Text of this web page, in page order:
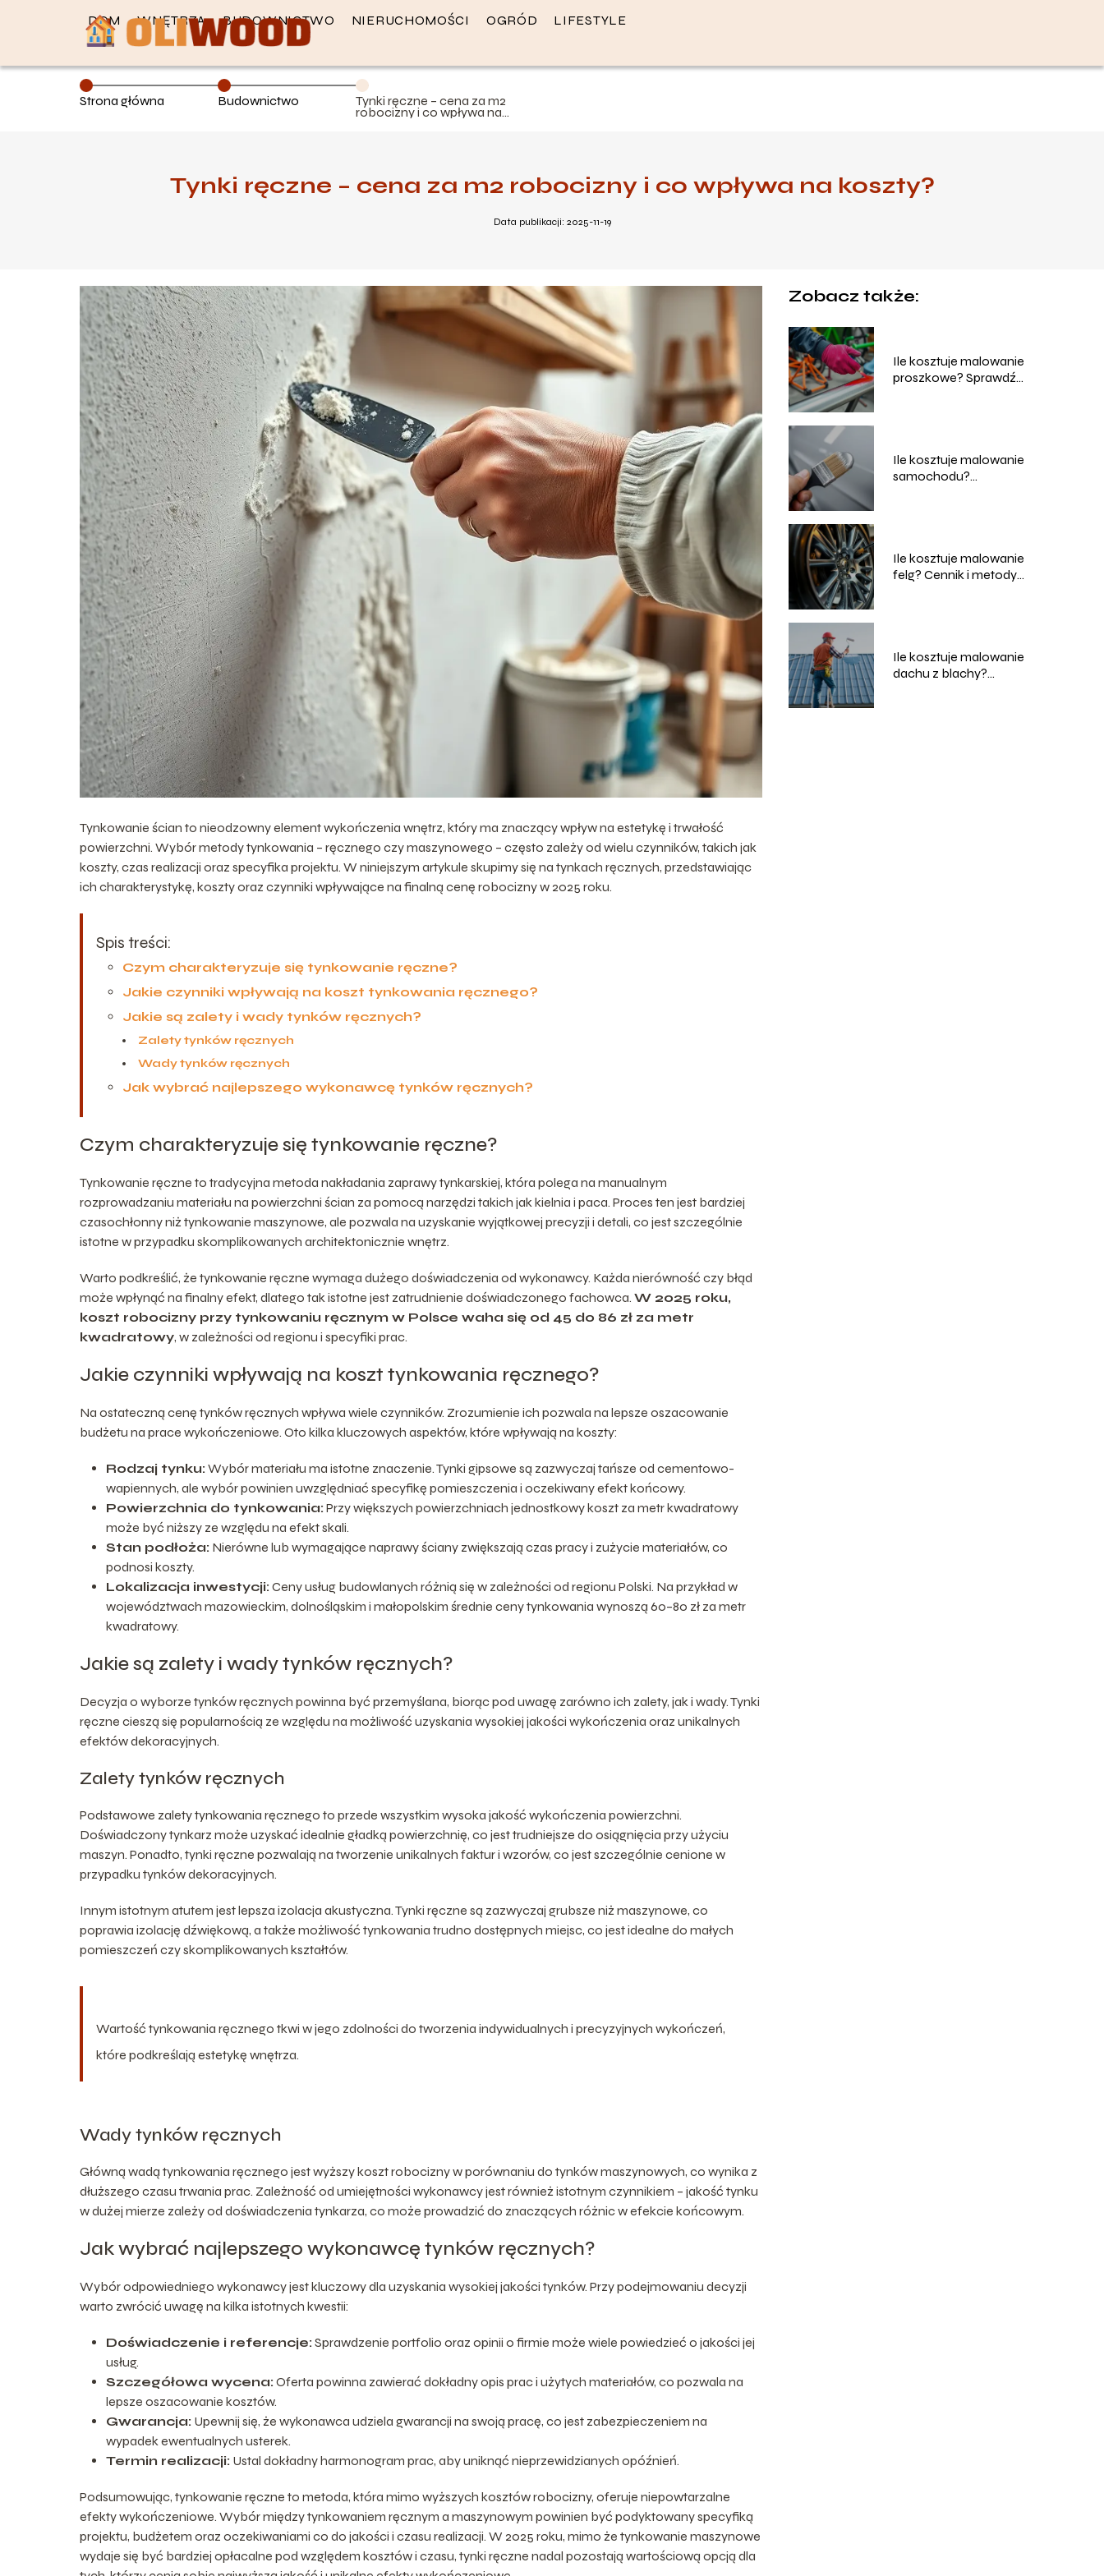
DOM WNĘTRZA BUDOWNICTWO NIERUCHOMOŚCI OGRÓD LIFESTYLE
Strona główna Budownictwo Tynki ręczne – cena za m2
robocizny i co wpływa na
Tynki ręczne – cena za m2 robocizny i co wpływa na koszty?
Data publikacji: 2025-11-19
Tynkowanie ścian to nieodzowny element wykończenia wnętrz, który ma znaczący wpływ na estetykę i trwałość
powierzchni. Wybór metody tynkowania – ręcznego czy maszynowego – często zależy od wielu czynników, takich jak
koszty, czas realizacji oraz specyfika projektu. W niniejszym artykule skupimy się na tynkach ręcznych, przedstawiając
ich charakterystykę, koszty oraz czynniki wpływające na finalną cenę robocizny w 2025 roku.
Spis treści:
Czym charakteryzuje się tynkowanie ręczne?
Jakie czynniki wpływają na koszt tynkowania ręcznego?
Jakie są zalety i wady tynków ręcznych?
Zalety tynków ręcznych
Wady tynków ręcznych
Jak wybrać najlepszego wykonawcę tynków ręcznych?
Czym charakteryzuje się tynkowanie ręczne?
Tynkowanie ręczne to tradycyjna metoda nakładania zaprawy tynkarskiej, która polega na manualnym
rozprowadzaniu materiału na powierzchni ścian za pomocą narzędzi takich jak kielnia i paca. Proces ten jest bardziej
czasochłonny niż tynkowanie maszynowe, ale pozwala na uzyskanie wyjątkowej precyzji i detali, co jest szczególnie
istotne w przypadku skomplikowanych architektonicznie wnętrz.
Warto podkreślić, że tynkowanie ręczne wymaga dużego doświadczenia od wykonawcy. Każda nierówność czy błąd
może wpłynąć na finalny efekt, dlatego tak istotne jest zatrudnienie doświadczonego fachowca. W 2025 roku,
koszt robocizny przy tynkowaniu ręcznym w Polsce waha się od 45 do 86 zł za metr
kwadratowy, w zależności od regionu i specyfiki prac.
Jakie czynniki wpływają na koszt tynkowania ręcznego?
Na ostateczną cenę tynków ręcznych wpływa wiele czynników. Zrozumienie ich pozwala na lepsze oszacowanie
budżetu na prace wykończeniowe. Oto kilka kluczowych aspektów, które wpływają na koszty:
Rodzaj tynku: Wybór materiału ma istotne znaczenie. Tynki gipsowe są zazwyczaj tańsze od cementowo-
wapiennych, ale wybór powinien uwzględniać specyfikę pomieszczenia i oczekiwany efekt końcowy.
Powierzchnia do tynkowania: Przy większych powierzchniach jednostkowy koszt za metr kwadratowy
może być niższy ze względu na efekt skali.
Stan podłoża: Nierówne lub wymagające naprawy ściany zwiększają czas pracy i zużycie materiałów, co
podnosi koszty.
Lokalizacja inwestycji: Ceny usług budowlanych różnią się w zależności od regionu Polski. Na przykład w
województwach mazowieckim, dolnośląskim i małopolskim średnie ceny tynkowania wynoszą 60–80 zł za metr
kwadratowy.
Jakie są zalety i wady tynków ręcznych?
Decyzja o wyborze tynków ręcznych powinna być przemyślana, biorąc pod uwagę zarówno ich zalety, jak i wady. Tynki
ręczne cieszą się popularnością ze względu na możliwość uzyskania wysokiej jakości wykończenia oraz unikalnych
efektów dekoracyjnych.
Zalety tynków ręcznych
Podstawowe zalety tynkowania ręcznego to przede wszystkim wysoka jakość wykończenia powierzchni.
Doświadczony tynkarz może uzyskać idealnie gładką powierzchnię, co jest trudniejsze do osiągnięcia przy użyciu
maszyn. Ponadto, tynki ręczne pozwalają na tworzenie unikalnych faktur i wzorów, co jest szczególnie cenione w
przypadku tynków dekoracyjnych.
Innym istotnym atutem jest lepsza izolacja akustyczna. Tynki ręczne są zazwyczaj grubsze niż maszynowe, co
poprawia izolację dźwiękową, a także możliwość tynkowania trudno dostępnych miejsc, co jest idealne do małych
pomieszczeń czy skomplikowanych kształtów.
Wartość tynkowania ręcznego tkwi w jego zdolności do tworzenia indywidualnych i precyzyjnych wykończeń,
które podkreślają estetykę wnętrza.
Wady tynków ręcznych
Główną wadą tynkowania ręcznego jest wyższy koszt robocizny w porównaniu do tynków maszynowych, co wynika z
dłuższego czasu trwania prac. Zależność od umiejętności wykonawcy jest również istotnym czynnikiem – jakość tynku
w dużej mierze zależy od doświadczenia tynkarza, co może prowadzić do znaczących różnic w efekcie końcowym.
Jak wybrać najlepszego wykonawcę tynków ręcznych?
Wybór odpowiedniego wykonawcy jest kluczowy dla uzyskania wysokiej jakości tynków. Przy podejmowaniu decyzji
warto zwrócić uwagę na kilka istotnych kwestii:
Doświadczenie i referencje: Sprawdzenie portfolio oraz opinii o firmie może wiele powiedzieć o jakości jej
usług.
Szczegółowa wycena: Oferta powinna zawierać dokładny opis prac i użytych materiałów, co pozwala na
lepsze oszacowanie kosztów.
Gwarancja: Upewnij się, że wykonawca udziela gwarancji na swoją pracę, co jest zabezpieczeniem na
wypadek ewentualnych usterek.
Termin realizacji: Ustal dokładny harmonogram prac, aby uniknąć nieprzewidzianych opóźnień.
Podsumowując, tynkowanie ręczne to metoda, która mimo wyższych kosztów robocizny, oferuje niepowtarzalne
efekty wykończeniowe. Wybór między tynkowaniem ręcznym a maszynowym powinien być podyktowany specyfiką
projektu, budżetem oraz oczekiwaniami co do jakości i czasu realizacji. W 2025 roku, mimo że tynkowanie maszynowe
wydaje się być bardziej opłacalne pod względem kosztów i czasu, tynki ręczne nadal pozostają wartościową opcją dla
Zobacz także:
Ile kosztuje malowanie
proszkowe? Sprawdź
Ile kosztuje malowanie
samochodu?
Ile kosztuje malowanie
felg? Cennik i metody
Ile kosztuje malowanie
dachu z blachy?